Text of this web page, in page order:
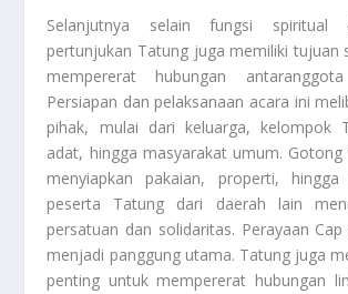
Selanjutnya selain fungsi spiritual
pertunjukan Tatung juga memiliki tujuan
mempererat hubungan
Persiapan dan pelaksanaan acara ini
pihak, mulai dari keluarga, kelompok
adat, hingga masyarakat umum.
menyiapkan pakaian, properti, hingga
peserta Tatung dari daerah lain
persatuan dan solidaritas. Perayaan
menjadi panggung utama. Tatung juga
penting untuk mempererat hubungan